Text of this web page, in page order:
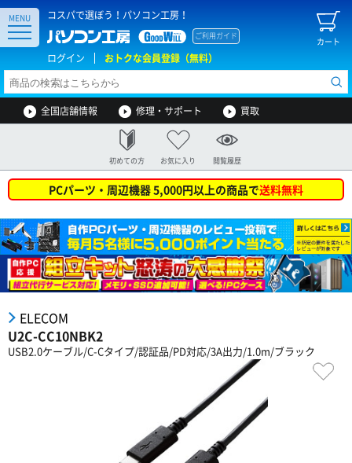
コスパで選ぼう！パソコン工房！
カート
ご利用ガイド
ログイン おトクな会員登録（無料）
MENU
全国店舗情報 修理・サポート 買取
初めての方 お気に入り 閲覧履歴
PCパーツ・周辺機器 5,000円以上の商品で送料無料
ELECOM
U2C-CC10NBK2
USB2.0ケーブル/C-Cタイプ/認証品/PD対応/3A出力/1.0m/ブラック